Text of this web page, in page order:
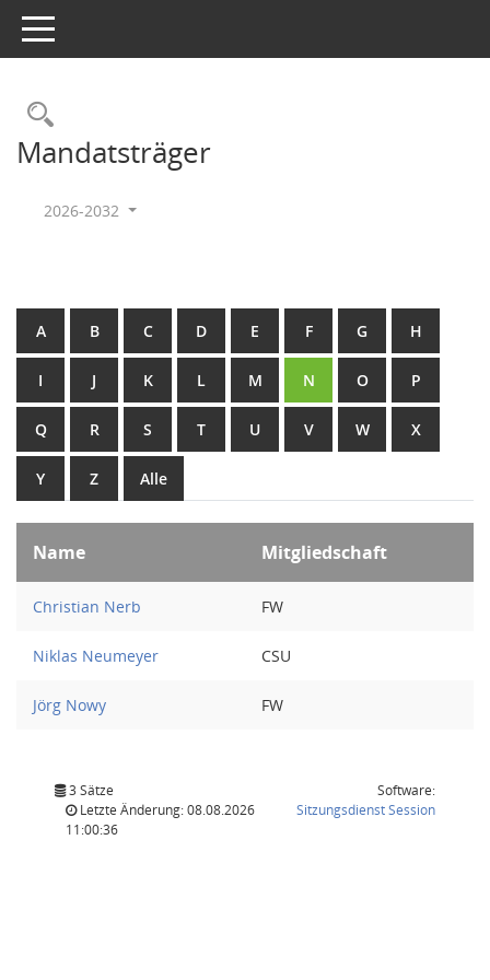
Toggle navigation
Rechercheauswahl
Mandatsträger
2026-2032
A B C D E F G H
I J K L M N O P
Q R S T U V W X
Y Z Alle
Name Mitgliedschaft
Christian Nerb FW
Niklas Neumeyer CSU
Jörg Nowy FW
3 Sätze
Letzte Änderung: 08.08.2026
11:00:36
Software:
SitzungsdienstSession(Wird in